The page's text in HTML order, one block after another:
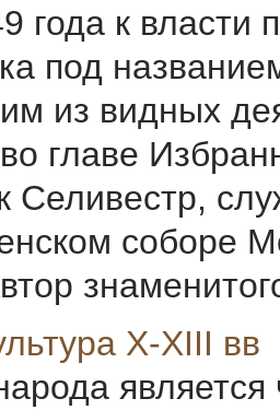
года к власти
под
из видных
главе
Селивестр,
соборе
X-XIII вв
является